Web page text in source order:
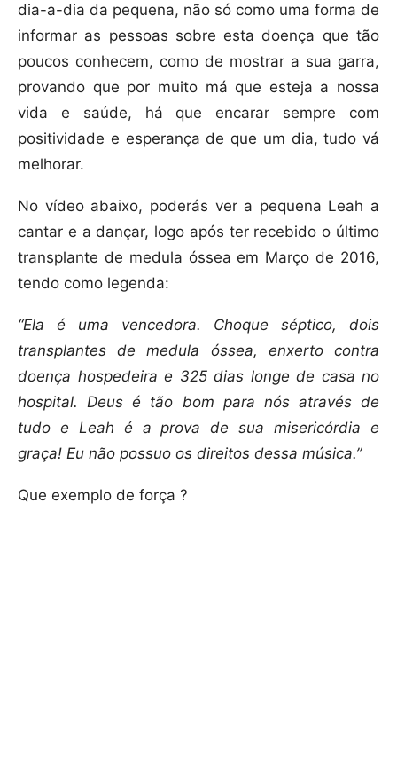
dia-a-dia da pequena, não só como uma forma de
informar as pessoas sobre esta doença que tão
poucos conhecem, como de mostrar a sua garra,
provando que por muito má que esteja a nossa
vida e saúde, há que encarar sempre com
positividade e esperança de que um dia, tudo vá
melhorar.
No vídeo abaixo, poderás ver a pequena Leah a
cantar e a dançar, logo após ter recebido o último
transplante de medula óssea em Março de 2016,
tendo como legenda:
“Ela é uma vencedora. Choque séptico, dois
transplantes de medula óssea, enxerto contra
doença hospedeira e 325 dias longe de casa no
hospital. Deus é tão bom para nós através de
tudo e Leah é a prova de sua misericórdia e
graça! Eu não possuo os direitos dessa música.”
Que exemplo de força ?